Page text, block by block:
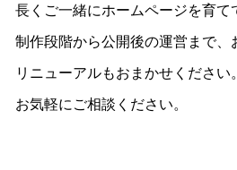
長くご一緒にホームページを育て
制作段階から公開後の運営まで、
リニューアルもおまかせください。
お気軽にご相談ください。